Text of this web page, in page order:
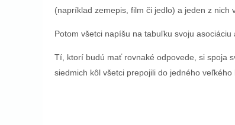
(napríklad zemepis, film či jedlo) a jeden z nich
Potom všetci napíšu na tabuľku svoju asociáciu
Tí, ktorí budú mať rovnaké odpovede, si spoja
siedmich kôl všetci prepojili do jedného veľkého